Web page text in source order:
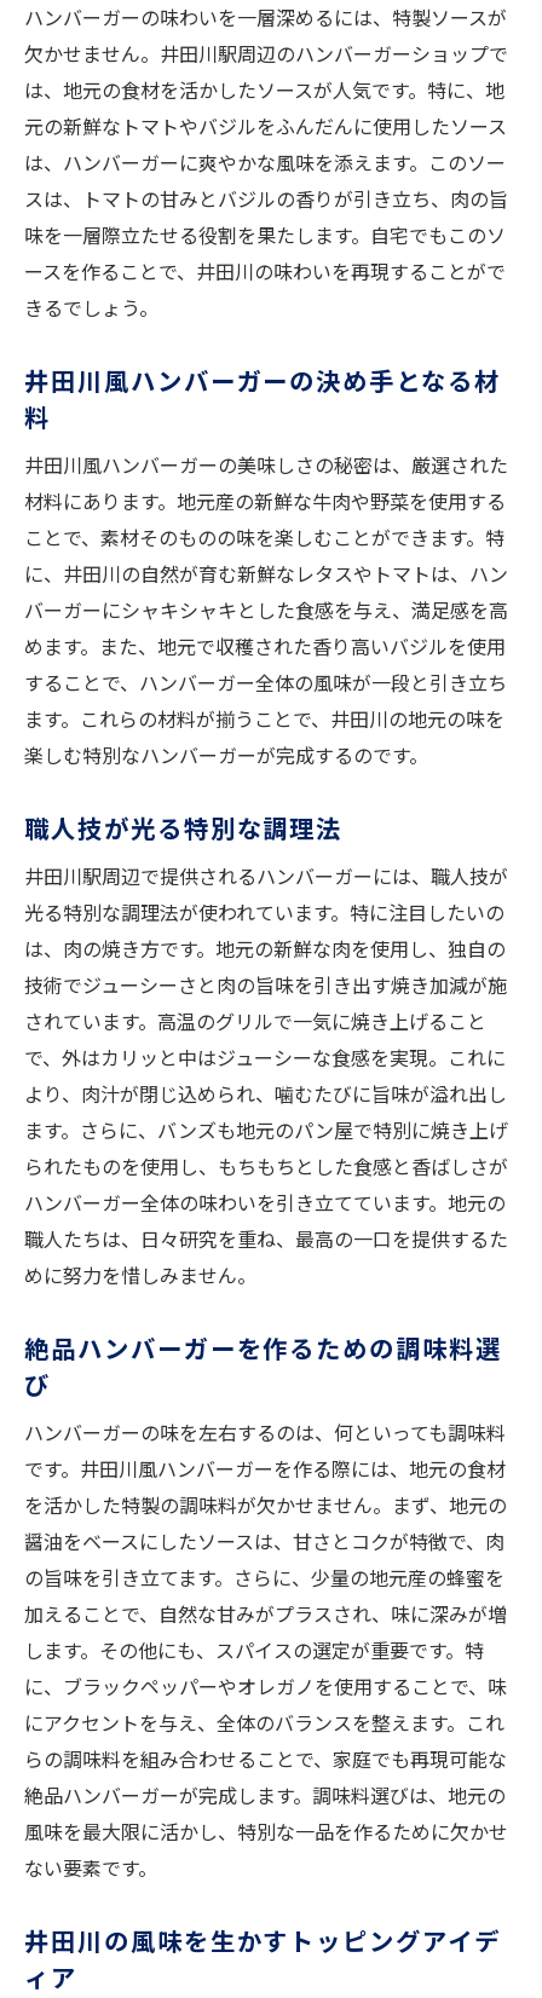
ハンバーガーの味わいを一層深めるには、特製ソースが
欠かせません。井田川駅周辺のハンバーガーショップで
は、地元の食材を活かしたソースが人気です。特に、地
元の新鮮なトマトやバジルをふんだんに使用したソース
は、ハンバーガーに爽やかな風味を添えます。このソー
スは、トマトの甘みとバジルの香りが引き立ち、肉の旨
味を一層際立たせる役割を果たします。自宅でもこのソ
ースを作ることで、井田川の味わいを再現することがで
きるでしょう。
井田川風ハンバーガーの決め手となる材
料
井田川風ハンバーガーの美味しさの秘密は、厳選された
材料にあります。地元産の新鮮な牛肉や野菜を使用する
ことで、素材そのものの味を楽しむことができます。特
に、井田川の自然が育む新鮮なレタスやトマトは、ハン
バーガーにシャキシャキとした食感を与え、満足感を高
めます。また、地元で収穫された香り高いバジルを使用
することで、ハンバーガー全体の風味が一段と引き立ち
ます。これらの材料が揃うことで、井田川の地元の味を
楽しむ特別なハンバーガーが完成するのです。
職人技が光る特別な調理法
井田川駅周辺で提供されるハンバーガーには、職人技が
光る特別な調理法が使われています。特に注目したいの
は、肉の焼き方です。地元の新鮮な肉を使用し、独自の
技術でジューシーさと肉の旨味を引き出す焼き加減が施
されています。高温のグリルで一気に焼き上げること
で、外はカリッと中はジューシーな食感を実現。これに
より、肉汁が閉じ込められ、噛むたびに旨味が溢れ出し
ます。さらに、バンズも地元のパン屋で特別に焼き上げ
られたものを使用し、もちもちとした食感と香ばしさが
ハンバーガー全体の味わいを引き立てています。地元の
職人たちは、日々研究を重ね、最高の一口を提供するた
めに努力を惜しみません。
絶品ハンバーガーを作るための調味料選
び
ハンバーガーの味を左右するのは、何といっても調味料
です。井田川風ハンバーガーを作る際には、地元の食材
を活かした特製の調味料が欠かせません。まず、地元の
醤油をベースにしたソースは、甘さとコクが特徴で、肉
の旨味を引き立てます。さらに、少量の地元産の蜂蜜を
加えることで、自然な甘みがプラスされ、味に深みが増
します。その他にも、スパイスの選定が重要です。特
に、ブラックペッパーやオレガノを使用することで、味
にアクセントを与え、全体のバランスを整えます。これ
らの調味料を組み合わせることで、家庭でも再現可能な
絶品ハンバーガーが完成します。調味料選びは、地元の
風味を最大限に活かし、特別な一品を作るために欠かせ
ない要素です。
井田川の風味を生かすトッピングアイデ
ィア